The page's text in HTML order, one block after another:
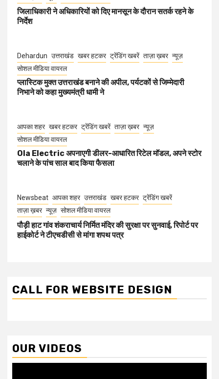
जिलाधिकारी ने अधिकारियों को दिए मानसून के दौरान सतर्क रहने के
निर्देश
Dehardun उत्तराखंड खबर हटकर ट्रेंडिंग खबरें ताज़ा ख़बर न्यूज़
सोशल मीडिया वायरल
प्लास्टिक मुक्त उत्तराखंड बनाने की अपील, पर्यटकों से जिम्मेदारी
निभाने को कहा मुख्यमंत्री धामी ने
आपका शहर खबर हटकर ट्रेंडिंग खबरें ताज़ा ख़बर न्यूज़
सोशल मीडिया वायरल
Ola Electric अपनाएगी डीलर-आधारित रिटेल मॉडल, अपने स्टोर
चलाने के पांच साल बाद किया फैसला
Newsbeat आपका शहर उत्तराखंड खबर हटकर ट्रेंडिंग खबरें
ताज़ा ख़बर न्यूज़ सोशल मीडिया वायरल
पौड़ी हाट गांव शंकराचार्य निर्मित मंदिर की सुरक्षा पर सुनवाई, रिपोर्ट पर
हाईकोर्ट ने टीएचडीसी से मांगा शपथ पत्र
CALL FOR WEBSITE DESIGN
OUR VIDEOS